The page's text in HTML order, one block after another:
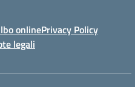
onlinePrivacy Policy
legali